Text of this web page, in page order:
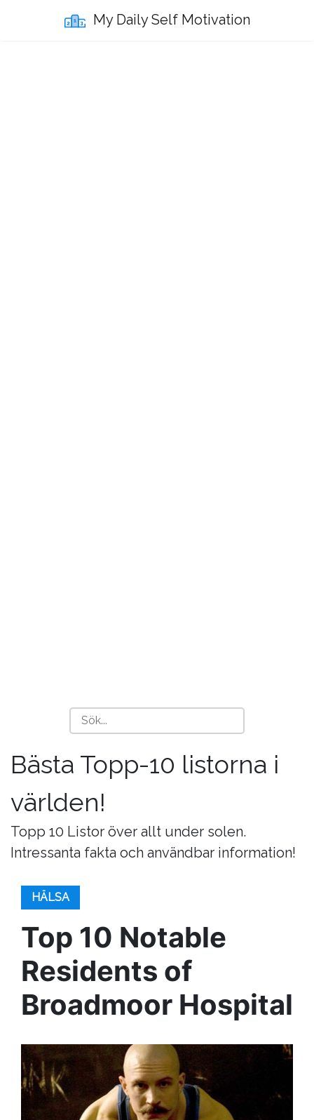
My Daily Self Motivation
Bästa Topp-10 listorna i
världen!
Topp 10 Listor över allt under solen.
Intressanta fakta och användbar information!
HÄLSA
Top 10 Notable
Residents of
Broadmoor Hospital